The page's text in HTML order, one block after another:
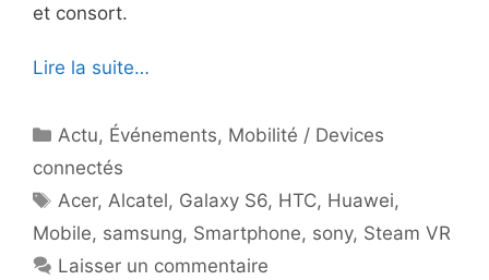
et consort.
Lire la suite…
Catégories
Actu, Événements, Mobilité / Devices
connectés
Étiquettes
Acer,Alcatel, Galaxy S6, HTC, Huawei,
Mobile, samsung, Smartphone, sony, Steam VR
Laisser un commentaire